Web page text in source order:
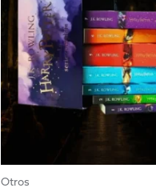
Otros